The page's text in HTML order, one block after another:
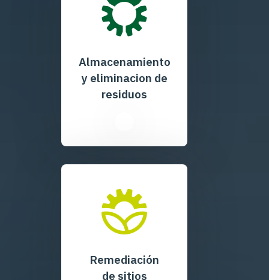
Almacenamiento
y eliminacion de
residuos
Remediación
de sitios